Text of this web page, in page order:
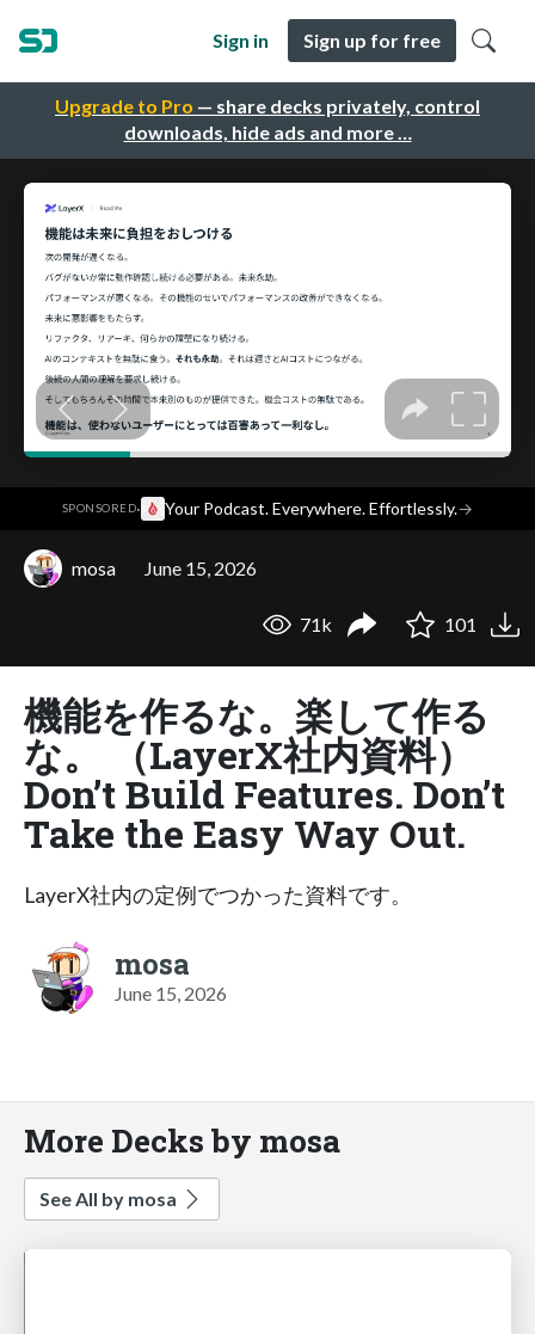
Upgrade to Pro — share decks privately, control
downloads, hide ads and more …
Sign in Sign up for free
SPONSORED· Your Podcast. Everywhere. Effortlessly.→
mosa June 15, 2026
71k 101
機能を作るな。楽して作る
な。 （LayerX社内資料）
Don’t Build Features. Don’t
Take the Easy Way Out.
LayerX社内の定例でつかった資料です。
mosa
June 15, 2026
More Decks by mosa
See All by mosa